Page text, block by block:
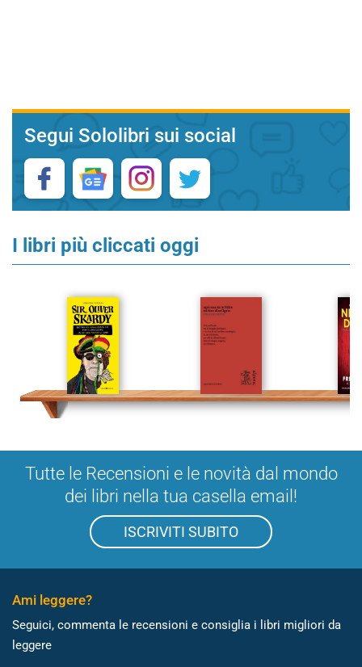
Segui Sololibri sui social
I libri più cliccati oggi
Tutte le Recensioni e le novità dal mondo
dei libri nella tua casella email!
ISCRIVITI SUBITO
Ami leggere?
Seguici, commenta le recensioni e consiglia i libri migliori da
leggere